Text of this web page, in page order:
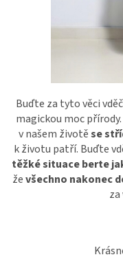
Buďte za tyto věci
magickou moc
v našem životěse
k životu patří. Buďte
těžké situace berte
ževšechno nakonec